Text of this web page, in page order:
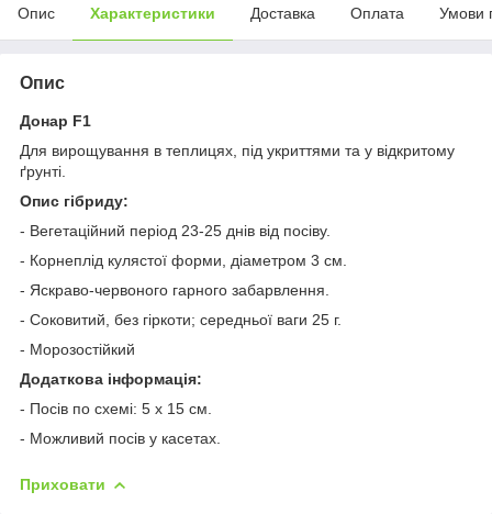
Опис Характеристики Доставка Оплата Умови
Опис
Донар F1
Для вирощування в теплицях, під укриттями та у відкритому
ґрунті.
Опис гібриду:
- Вегетаційний період 23-25 днів від посіву.
- Корнеплід кулястої форми, діаметром 3 см.
- Яскраво-червоного гарного забарвлення.
- Соковитий, без гіркоти; середньої ваги 25 г.
- Морозостійкий
Додаткова інформація:
- Посів по схемі: 5 x 15 см.
- Можливий посів у касетах.
Приховати